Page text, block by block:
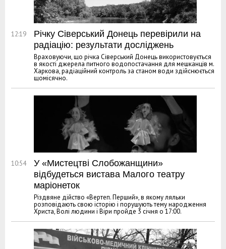
12:19
Річку Сіверський Донець перевірили на
радіацію: результати досліджень
Враховуючи, що річка Сіверський Донець використовується
в якості джерела питного водопостачання для мешканців м.
Харкова, радіаційний контроль за станом води здійснюється
щомісячно.
10:54
У «Мистецтві Слобожанщини»
відбудеться вистава Малого театру
маріонеток
Різдвяне дійство «Вертеп. Перший», в якому ляльки
розповідають свою історію і порушують тему народження
Христа, Волі людини і Віри пройде 3 січня о 17:00.